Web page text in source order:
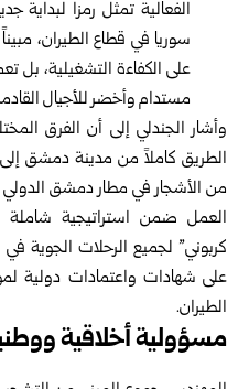
الفعالية تمثل رمزاً
سوريا في قطاع الطيران،
على الكفاءة التشغيلية، بل
مستدام وأخضر للأجيال
وأشار الجندلي إلى أن الفرق
الطريق كاملاً من مدينة دمشق
من الأشجار في مطار دمشق الدولي
العمل ضمن استراتيجية شاملة
كربوني” لجميع الرحلات الجوية
على شهادات واعتمادات دولية
الطيران.
مسؤولية أخلاقية